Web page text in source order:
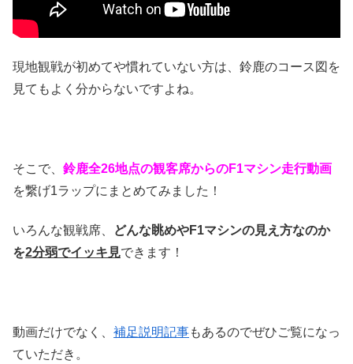
現地観戦が初めてや慣れていない方は、鈴鹿のコース図を
見てもよく分からないですよね。
そこで、 鈴鹿全26地点の観客席からのF1マシン走行動画
を繋げ1ラップにまとめてみました！
いろんな観戦席、
どんな眺めやF1マシンの見え方なのか
を2分弱でイッキ見できます！
動画だけでなく、 補足説明記事もあるのでぜひご覧になっ
ていただき。